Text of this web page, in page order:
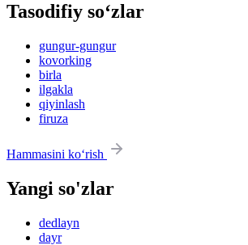
Tasodifiy so‘zlar
gungur-gungur
kovorking
birla
ilgakla
qiyinlash
firuza
Hammasini ko‘rish
Yangi so'zlar
dedlayn
dayr